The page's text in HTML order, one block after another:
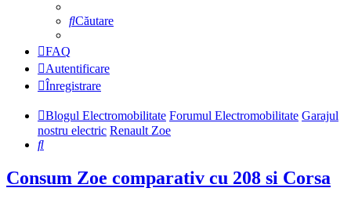
Căutare
FAQ
Autentificare
Înregistrare
Blogul Electromobilitate Forumul Electromobilitate Garajul
nostru electric Renault Zoe
Căutare
Consum Zoe comparativ cu 208 si Corsa